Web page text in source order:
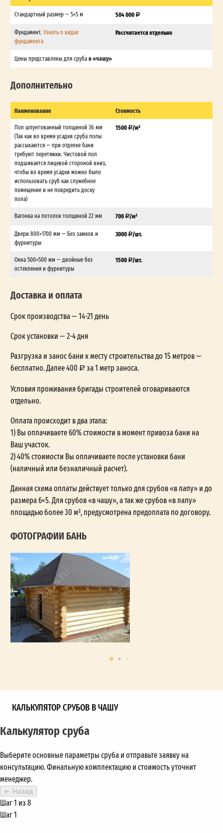
Стандартный размер — 5×5 м 504 000
Фундамент. Узнать о видах
фундамента
Рассчитается отдельно
Цены представлены для срубав «чашу»
Дополнительно
Наименование Стоимость
Пол шпунтованный толщиной 36 мм
(Так как во время усадки сруба полы
рассыхаются — при отделке бани
требуют перетяжки. Чистовой пол
подшивается лицевой стороной вниз,
чтобы во время усадки можно было
использовать сруб как служебное
помещение и не повредить доску
пола)
1500 /м²
Вагонка на потолок толщиной 22 мм 700 /м²
Двери 800×1700 мм — Без замков и
фурнитуры
3000 /шт.
Окна 500×500 мм — двойные без
остекления и фурнитуры
1500 /шт.
Доставка и оплата
Срок производства — 14-21 день
Срок установки — 2-4 дня
Разгрузка и занос бани к месту строительства до 15 метров —
бесплатно. Далее 400
за 1 метр заноса.
Условия проживания бригады строителей оговариваются
отдельно.
Оплата происходит в два этапа:
1) Вы оплачиваете 60% стоимости в момент привоза бани на
Ваш участок.
2) 40% стоимости Вы оплачиваете после установки бани
(наличный или безналичный расчет).
Данная схема оплаты действует только для срубов «в лапу» и до
размера 6×5. Для срубов «в чашу», а так же срубов «в лапу»
площадью более 30 м², предусмотрена предоплата по договору.
ФОТОГРАФИИ БАНЬ
КАЛЬКУЛЯТОР СРУБОВ В ЧАШУ
Калькулятор сруба
Выберите основные параметры сруба и отправьте заявку на
консультацию. Финальную комплектацию и стоимость уточнит
менеджер.
← Назад
Шаг 1 из 8
Шаг 1